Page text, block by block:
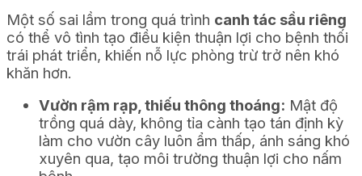
Một số sai lầm trong quá trình canh tác sầu riêng
có thể vô tình tạo điều kiện thuận lợi cho bệnh thối
trái phát triển, khiến nỗ lực phòng trừ trở nên khó
khăn hơn.
Vườn rậm rạp, thiếu thông thoáng: Mật độ
trồng quá dày, không tỉa cành tạo tán định kỳ
làm cho vườn cây luôn ẩm thấp, ánh sáng khó
xuyên qua, tạo môi trường thuận lợi cho nấm